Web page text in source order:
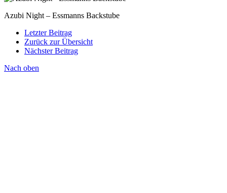
Azubi Night – Essmanns Backstube
Letzter Beitrag
Zurück zur Übersicht
Nächster Beitrag
Nach oben